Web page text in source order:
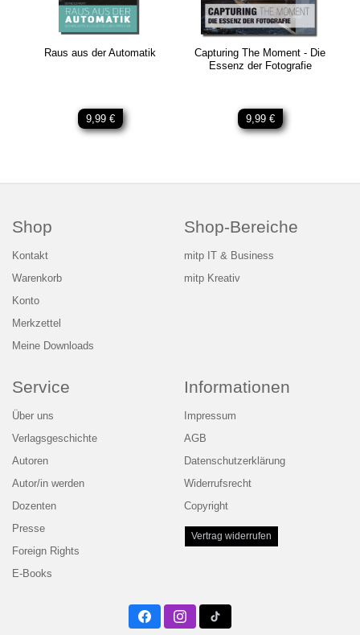
Raus aus der Automatik
9,99 €
Capturing The Moment - Die
Essenz der Fotografie
9,99 €
Shop
Kontakt
Warenkorb
Konto
Merkzettel
Meine Downloads
Shop-Bereiche
mitp IT & Business
mitp Kreativ
Service
Über uns
Verlagsgeschichte
Autoren
Autor/in werden
Dozenten
Presse
Foreign Rights
E-Books
Informationen
Impressum
AGB
Datenschutzerklärung
Widerrufsrecht
Copyright
Vertrag widerrufen
FacebookInstagramTwitter